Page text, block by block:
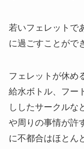
若いフェレットで
に過ごすことがで
フェレットが休め
給水ボトル、フー
ししたサークルな
や周りの事情が許
に不都合はほとん